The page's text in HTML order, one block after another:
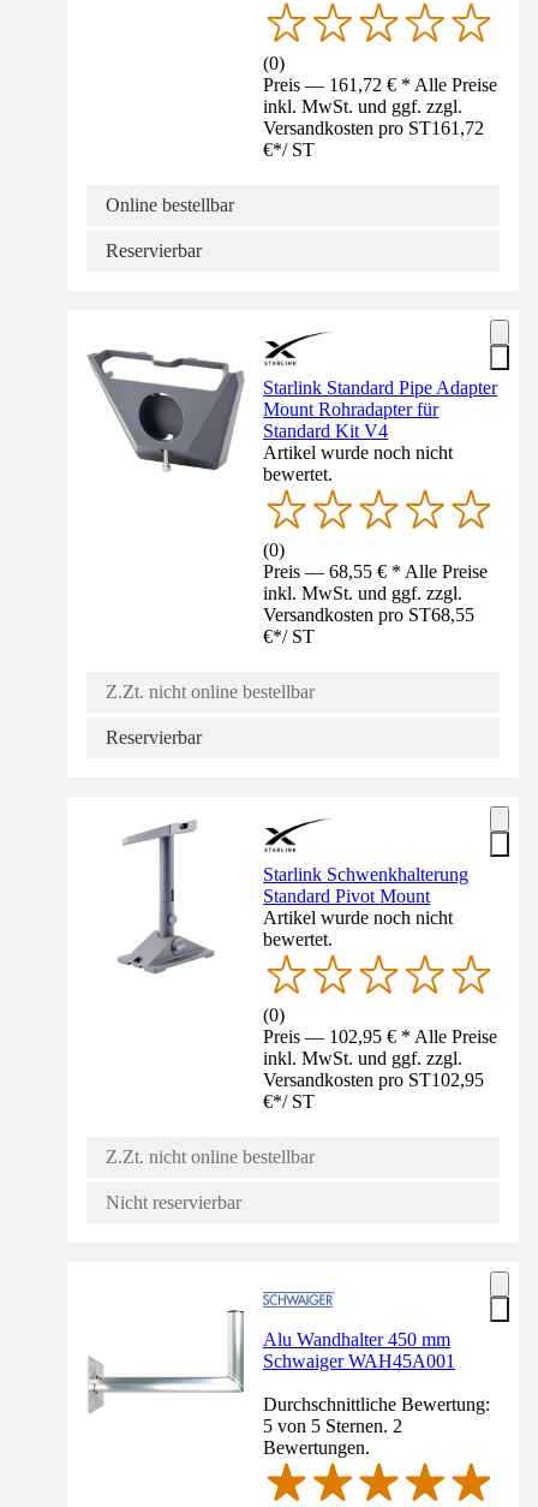
(0)
Preis — 161,72 € * Alle Preise
inkl. MwSt. und ggf. zzgl.
Versandkosten pro ST161,72
€*/ ST
Online bestellbar
Reservierbar
Starlink Standard Pipe Adapter
Mount Rohradapter für
Standard Kit V4
Artikel wurde noch nicht
bewertet.
(0)
Preis — 68,55 € * Alle Preise
inkl. MwSt. und ggf. zzgl.
Versandkosten pro ST68,55
€*/ ST
Z.Zt. nicht online bestellbar
Reservierbar
Starlink Schwenkhalterung
Standard Pivot Mount
Artikel wurde noch nicht
bewertet.
(0)
Preis — 102,95 € * Alle Preise
inkl. MwSt. und ggf. zzgl.
Versandkosten pro ST102,95
€*/ ST
Z.Zt. nicht online bestellbar
Nicht reservierbar
Alu Wandhalter 450 mm
Schwaiger WAH45A001
Durchschnittliche Bewertung:
5 von 5 Sternen. 2
Bewertungen.